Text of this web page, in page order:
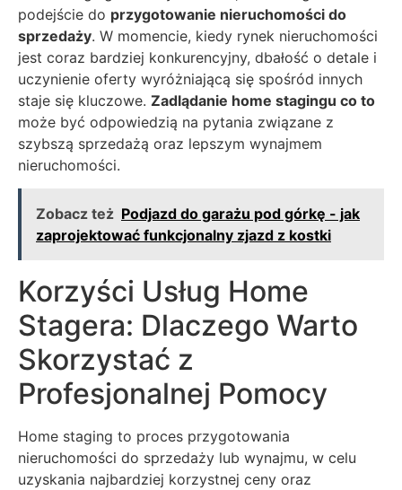
podejście do przygotowanie nieruchomości do
sprzedaży. W momencie, kiedy rynek nieruchomości
jest coraz bardziej konkurencyjny, dbałość o detale i
uczynienie oferty wyróżniającą się spośród innych
staje się kluczowe. Zadlądanie home stagingu co to
może być odpowiedzią na pytania związane z
szybszą sprzedażą oraz lepszym wynajmem
nieruchomości.
Zobacz też Podjazd do garażu pod górkę - jak
zaprojektować funkcjonalny zjazd z kostki
Korzyści Usług Home
Stagera: Dlaczego Warto
Skorzystać z
Profesjonalnej Pomocy
Home staging to proces przygotowania
nieruchomości do sprzedaży lub wynajmu, w celu
uzyskania najbardziej korzystnej ceny oraz